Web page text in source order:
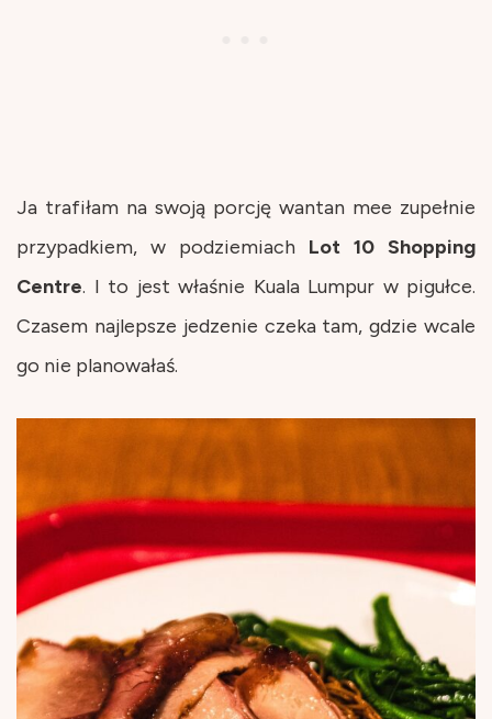
Ja trafiłam na swoją porcję wantan mee zupełnie
przypadkiem, w podziemiach Lot 10 Shopping
Centre. I to jest właśnie Kuala Lumpur w pigułce.
Czasem najlepsze jedzenie czeka tam, gdzie wcale
go nie planowałaś.